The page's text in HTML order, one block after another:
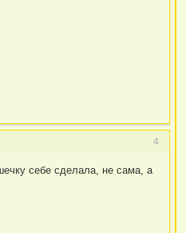
4
себе сделала, не сама, а